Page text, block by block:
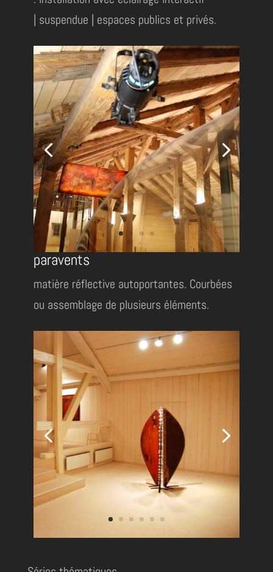
| suspendue | espaces publics et privés.
paravents
matière réflective autoportantes. Courbées
ou assemblage de plusieurs éléments.